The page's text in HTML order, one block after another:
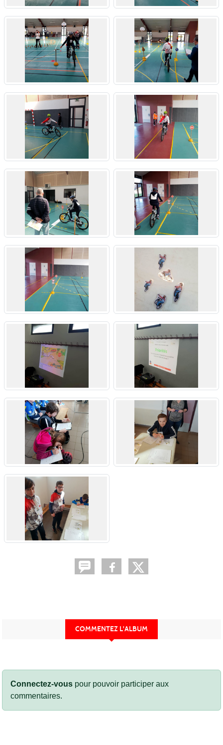
COMMENTEZ L'ALBUM
Connectez-vous pour pouvoir participer aux
commentaires.